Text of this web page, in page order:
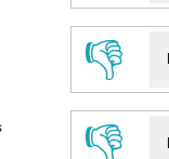
👎
👎